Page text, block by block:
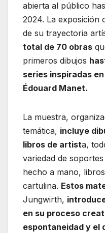
abierta al público
2024. La exposición
de su trayectoria
total de 70 obras
primeros dibujos
series inspiradas
Édouard Manet.
La muestra,
temática, incluye
libros de artista,
variedad de
hecho a mano,
cartulina. Estos
Jungwirth,
en su proceso
espontaneidad y el